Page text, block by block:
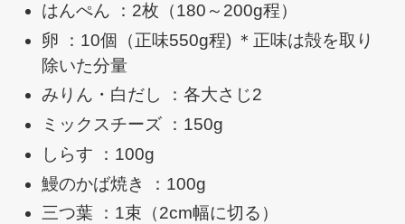
はんぺん ：2枚（180～200g程）
卵 ：10個（正味550g程) ＊正味は殻を取り
除いた分量
みりん・白だし ：各大さじ2
ミックスチーズ ：150g
しらす ：100g
鰻のかば焼き ：100g
三つ葉 ：1束（2cm幅に切る）